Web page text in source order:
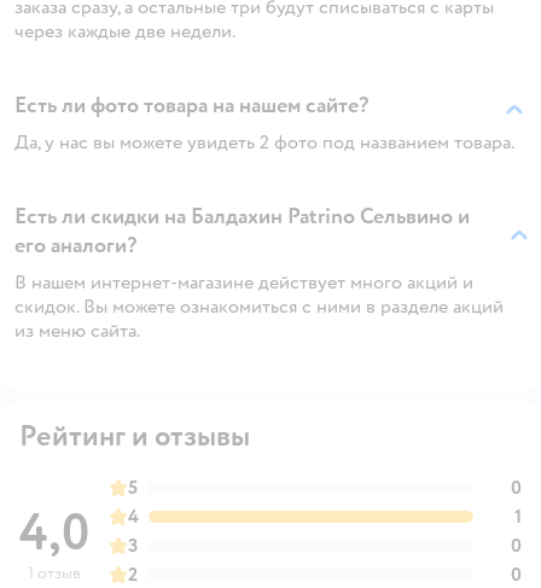
заказа сразу, а остальные три будут списываться с карты
через каждые две недели.
Есть ли фото товара на нашем сайте?
Да, у нас вы можете увидеть 2 фото под названием товара.
Есть ли скидки на Балдахин Patrino Сельвино и
его аналоги?
В нашем интернет-магазине действует много акций и
скидок. Вы можете ознакомиться с ними в разделе акций
из меню сайта.
Рейтинг и отзывы
4,0
1 отзыв
5
0
4
1
3
0
2
0